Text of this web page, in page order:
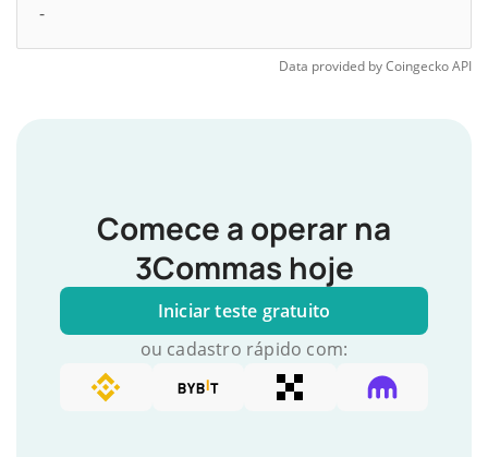
-
Data provided byCoingeckoAPI
Comece a operar na
3Commas hoje
Iniciar teste gratuito
ou cadastro rápido com: